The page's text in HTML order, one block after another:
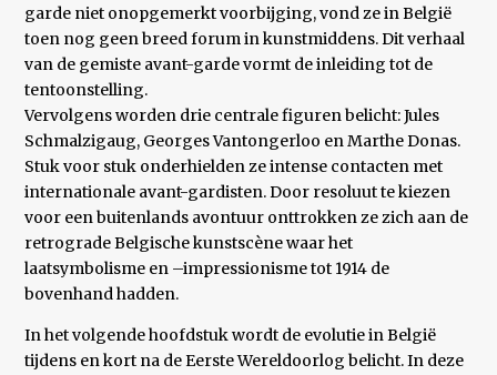
garde niet onopgemerkt voorbijging, vond ze in België
toen nog geen breed forum in kunstmiddens. Dit verhaal
van de gemiste avant-garde vormt de inleiding tot de
tentoonstelling.
Vervolgens worden drie centrale figuren belicht: Jules
Schmalzigaug, Georges Vantongerloo en Marthe Donas.
Stuk voor stuk onderhielden ze intense contacten met
internationale avant-gardisten. Door resoluut te kiezen
voor een buitenlands avontuur onttrokken ze zich aan de
retrograde Belgische kunstscène waar het
laatsymbolisme en –impressionisme tot 1914 de
bovenhand hadden.
In het volgende hoofdstuk wordt de evolutie in België
tijdens en kort na de Eerste Wereldoorlog belicht. In deze